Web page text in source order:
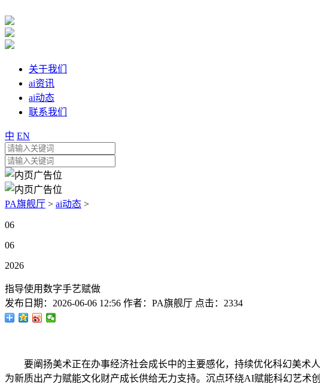
关于我们
ai资讯
ai动态
联系我们
中 EN
PA旗舰厅 > ai动态 >
06
06
2026
指导使用数字手艺赋做
发布日期： 2026-06-06 12:56 作者： PA旗舰厅 点击： 2334
要阐扬美术正在办事经济社会成长中的主要感化，持续优化科幻美术人
为新质出产力赋能文化财产成长供给无力支持。沉点环绕AI赋能科幻艺